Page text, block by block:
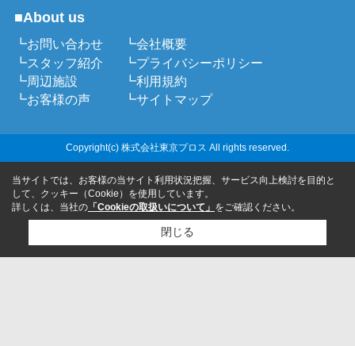
■About us
┗お問い合わせ
┗会社概要
┗スタッフ紹介
┗プライバシーポリシー
┗周辺施設
┗利用規約
┗お客様の声
┗サイトマップ
Copyright(c) 株式会社東京プロス All rights reserved.
当サイトでは、お客様の当サイト利用状況把握、サービス向上検討を目的と
して、クッキー（Cookie）を使用しています。
詳しくは、当社の 「Cookieの取扱いについて」 をご確認ください。
閉じる